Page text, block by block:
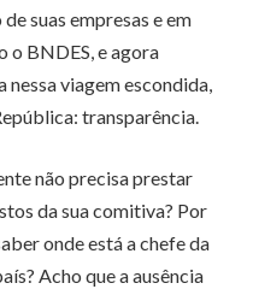
suas empresas e em
o BNDES, e agora
viagem escondida,
transparência.
não precisa prestar
da sua comitiva? Por
onde está a chefe da
Acho que a ausência